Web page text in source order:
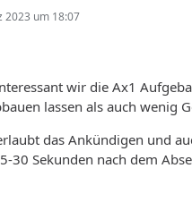
2023 um 18:07
wir die Ax1
lassen als auch wenig
das Ankündigen und
30 Sekunden nach dem